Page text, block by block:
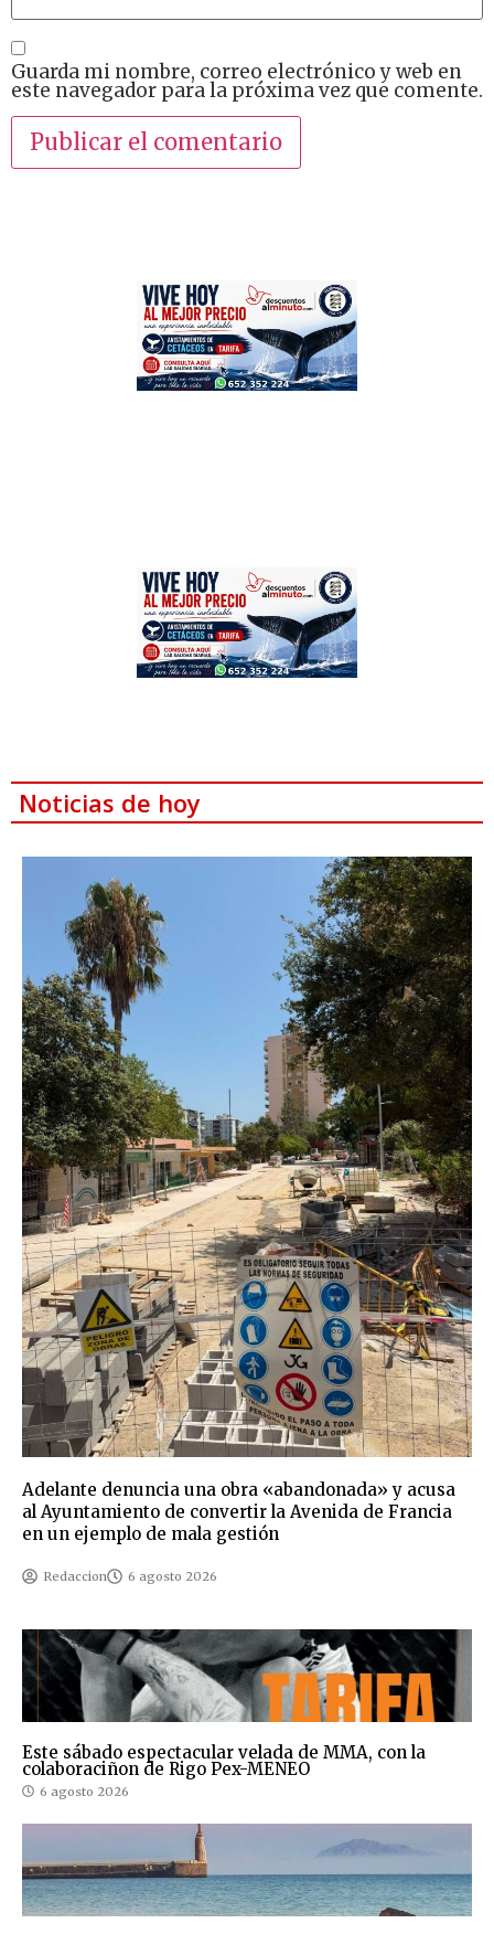
Guarda mi nombre, correo electrónico y web en
este navegador para la próxima vez que comente.
Noticias de hoy
Adelante denuncia una obra «abandonada» y acusa
al Ayuntamiento de convertir la Avenida de Francia
en un ejemplo de mala gestión
Redaccion 6 agosto 2026
Este sábado espectacular velada de MMA, con la
colaboraciñon de Rigo Pex-MENEO
6 agosto 2026